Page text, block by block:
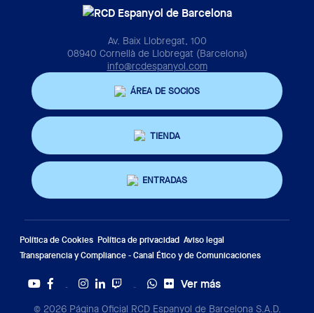
Av. Baix Llobregat, 100
08940 Cornellà de Llobregat (Barcelona)
info@rcdespanyol.com
ÁREA DE SOCIOS
TIENDA
ENTRADAS
Política de Cookies Política de privacidad Aviso legal
Transparencia y Compliance - Canal Ético y de Comunicaciones
Ver más
© 2026 Página Oficial RCD Espanyol de Barcelona S.A.D.